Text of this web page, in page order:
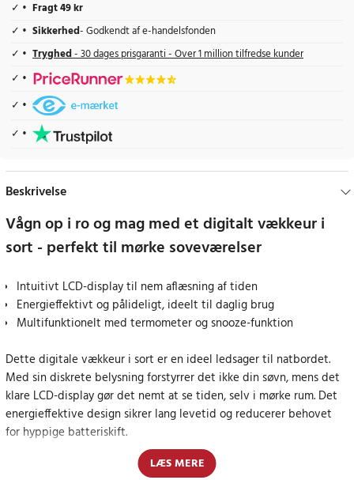
Fragt 49 kr
Sikkerhed- Godkendt af e-handelsfonden
Tryghed- 30 dages prisgaranti - Over 1 million tilfredse kunder
Beskrivelse
Vågn op i ro og mag med et digitalt vækkeur i
sort - perfekt til mørke soveværelser
Intuitivt LCD-display til nem aflæsning af tiden
Energieffektivt og pålideligt, ideelt til daglig brug
Multifunktionelt med termometer og snooze-funktion
Dette digitale vækkeur i sort er en ideel ledsager til natbordet.
Med sin diskrete belysning forstyrrer det ikke din søvn, mens det
klare LCD-display gør det nemt at se tiden, selv i mørke rum. Det
energieffektive design sikrer lang levetid og reducerer behovet
for hyppige batteriskift.
Funktioner, der forenkler din morgenrutine
LÆS MERE